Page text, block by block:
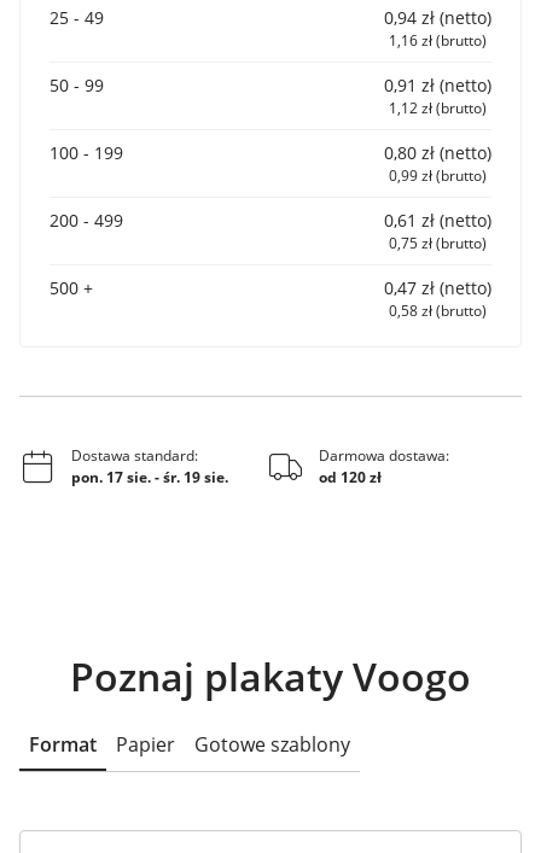
25 - 49 0,94 zł (netto)
1,16 zł (brutto)
50 - 99 0,91 zł (netto)
1,12 zł (brutto)
100 - 199 0,80 zł (netto)
0,99 zł (brutto)
200 - 499 0,61 zł (netto)
0,75 zł (brutto)
500 + 0,47 zł (netto)
0,58 zł (brutto)
Dostawa standard:
pon. 17 sie.-śr. 19 sie.
Darmowa dostawa:
od 120 zł
Poznaj plakaty Voogo
Format Papier Gotowe szablony